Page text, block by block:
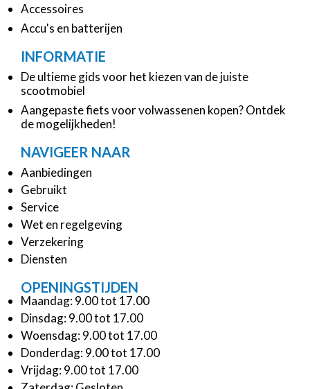
Accessoires
Accu's en batterijen
INFORMATIE
De ultieme gids voor het kiezen van de juiste
scootmobiel
Aangepaste fiets voor volwassenen kopen? Ontdek
de mogelijkheden!
NAVIGEER NAAR
Aanbiedingen
Gebruikt
Service
Wet en regelgeving
Verzekering
Diensten
OPENINGSTIJDEN
Maandag: 9.00 tot 17.00
Dinsdag: 9.00 tot 17.00
Woensdag: 9.00 tot 17.00
Donderdag: 9.00 tot 17.00
Vrijdag: 9.00 tot 17.00